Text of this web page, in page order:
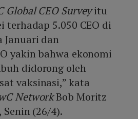
Global CEO Surveyitu
terhadap 5.050 CEO di
Januari dan
yakin bahwa ekonomi
didorong oleh
vaksinasi,” kata
NetworkBob Moritz
(26/4).